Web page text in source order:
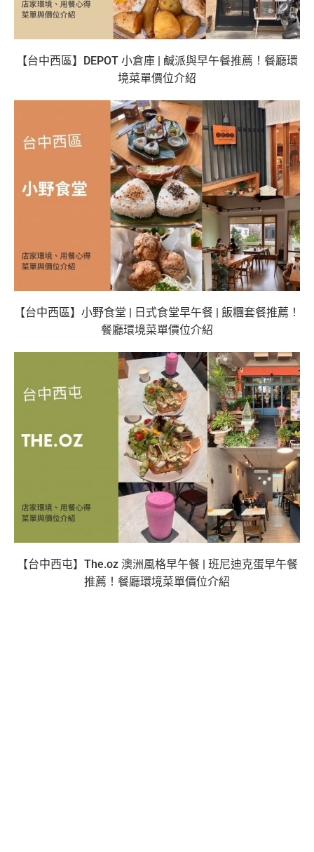
【台中西區】DEPOT 小倉庫 | 鹹派與早午餐推薦！餐廳環
境菜單價位介紹
【台中西區】小野食堂 | 日式食堂早午餐 | 飯糰套餐推薦！
餐廳環境菜單價位介紹
【台中西屯】The.oz 澳洲風格早午餐 | 班尼迪克蛋早午餐
推薦！餐廳環境菜單價位介紹